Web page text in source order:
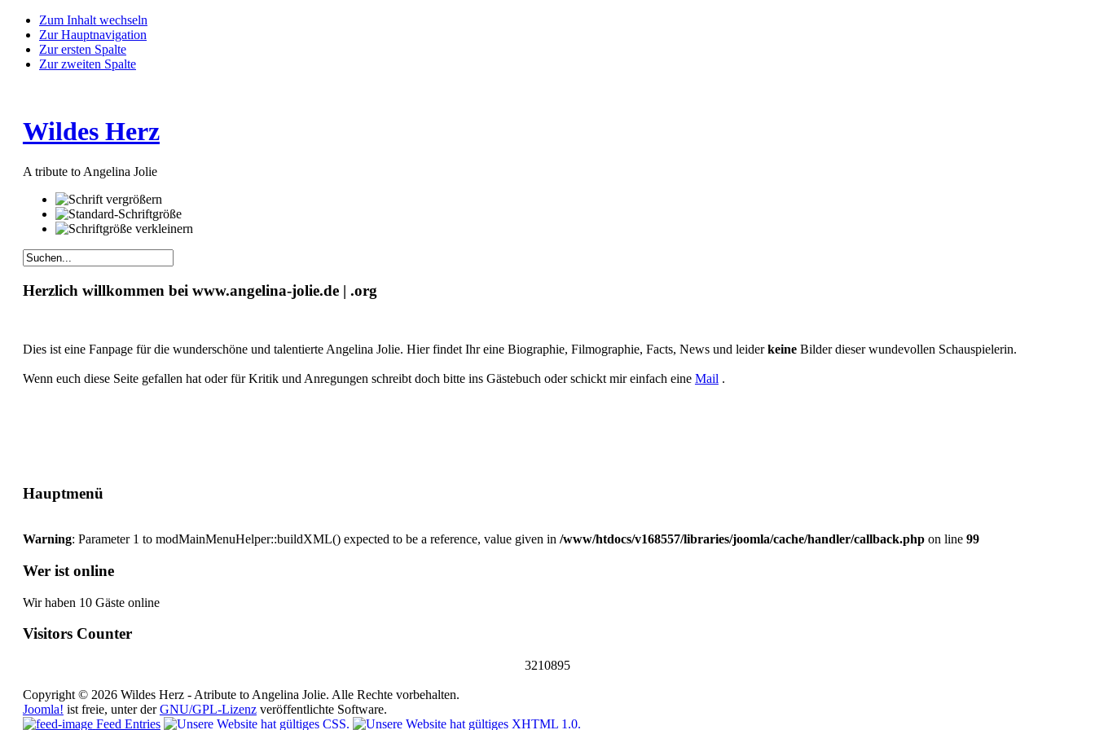
Zum Inhalt wechseln
Zur Hauptnavigation
Zur ersten Spalte
Zur zweiten Spalte
Wildes Herz
A tribute to Angelina Jolie
Herzlich willkommen bei www.angelina-jolie.de | .org
Dies ist eine Fanpage für die wunderschöne und talentierte Angelina Jolie. Hier findet Ihr eine Biographie, Filmographie, Facts, News und leiderkeineBilder dieser wundevollen Schauspielerin.
Wenn euch diese Seite gefallen hat oder für Kritik und Anregungen schreibt doch bitte ins Gästebuch oder schickt mir einfach eine Mail .
Hauptmenü
Warning: Parameter 1 to modMainMenuHelper::buildXML() expected to be a reference, value given in /www/htdocs/v168557/libraries/joomla/cache/handler/callback.phpon line 99
Wer ist online
Wir haben 10 Gäste online
Visitors Counter
3210895
Copyright © 2026 Wildes Herz - Atribute to Angelina Jolie. Alle Rechte vorbehalten.
Joomla! ist freie, unter derGNU/GPL-Lizenzveröffentlichte Software.
Feed Entries